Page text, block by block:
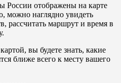
России отображены на карте
можно наглядно увидеть
рассчитать маршрут и время в
вы будете знать, какие
ближе всего к месту вашего